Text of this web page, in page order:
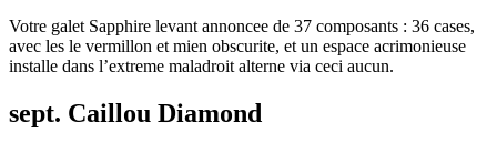
Votre galet Sapphire levant annoncee de 37 composants : 36 cases,
avec les le vermillon et mien obscurite, et un espace acrimonieuse
installe dans l’extreme maladroit alterne via ceci aucun.
sept. Caillou Diamond